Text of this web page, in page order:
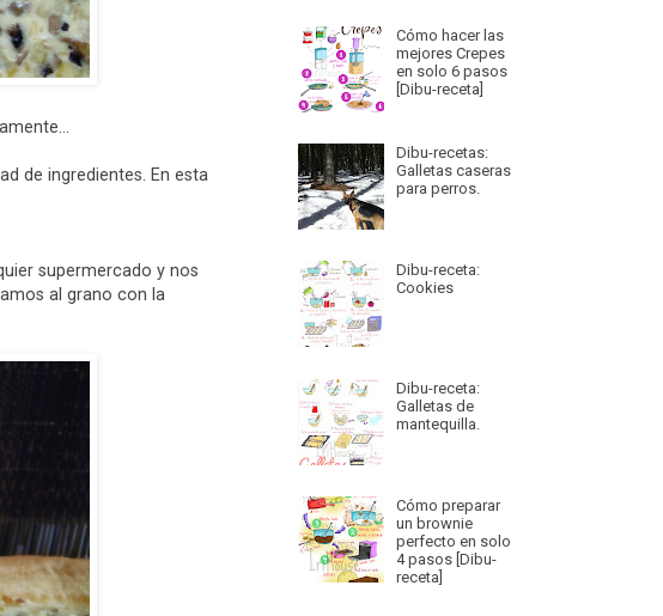
de ingredientes. En esta
supermercado y nos
al grano con la
Cómo hacer las
mejores Crepes
en solo 6 pasos
[Dibu-receta]
Dibu-recetas:
Galletas caseras
para perros.
Dibu-receta:
Cookies
Dibu-receta:
Galletas de
mantequilla.
Cómo preparar
un brownie
perfecto en solo
4 pasos [Dibu-
receta]